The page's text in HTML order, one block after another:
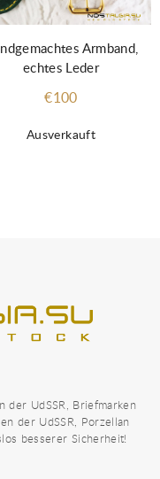
Ausverkauft
Armband,
echtes Leder
€100
der UdSSR, Briefmarken
der UdSSR, Porzellan
besserer Sicherheit!